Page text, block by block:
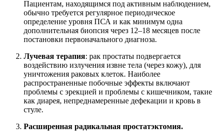
Пациентам, находящимся под активным наблюдением,
обычно требуется регулярное периодическое
определение уровня ПСА и как минимум одна
дополнительная биопсия через 12–18 месяцев после
постановки первоначального диагноза.
Лучевая терапия: рак простаты подвергается
воздействию излучения извне тела (через кожу), для
уничтожения раковых клеток. Наиболее
распространенные побочные эффекты включают
проблемы с эрекцией и проблемы с кишечником, такие
как диарея, непреднамеренные дефекации и кровь в
стуле.
Расширенная радикальная простатэктомия.